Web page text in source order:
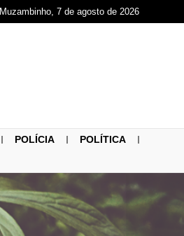
Muzambinho, 7 de agosto de 2026
POLÍCIA
POLÍTICA